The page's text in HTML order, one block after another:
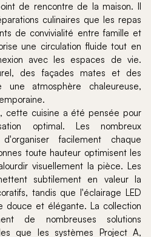
de rencontre de la maison. Il
culinaires que les repas
de convivialité entre famille et
une circulation fluide tout en
avec les espaces de vie.
des façades mates et des
une atmosphère chaleureuse,
cette cuisine a été pensée pour
optimal. Les nombreux
facilement chaque
toute hauteur optimisent les
visuellement la pièce. Les
subtilement en valeur la
tandis que l'éclairage LED
douce et élégante. La collection
de nombreuses solutions
que les systèmes Project A,